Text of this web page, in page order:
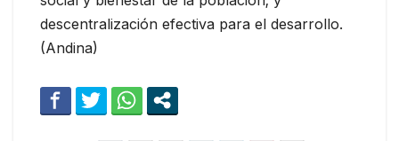
descentralización efectiva para el desarrollo.
(Andina)